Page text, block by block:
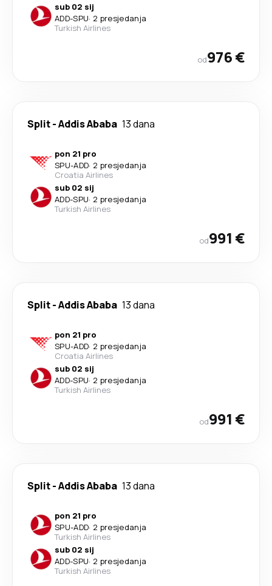
sub 02 sij
ADD-SPU· 2 presjedanja
Turkish Airlines
od976 €
Split-Addis Ababa 13 dana
pon 21 pro
SPU-ADD· 2 presjedanja
Croatia Airlines
sub 02 sij
ADD-SPU· 2 presjedanja
Turkish Airlines
od991 €
Split-Addis Ababa 13 dana
pon 21 pro
SPU-ADD· 2 presjedanja
Croatia Airlines
sub 02 sij
ADD-SPU· 2 presjedanja
Turkish Airlines
od991 €
Split-Addis Ababa 13 dana
pon 21 pro
SPU-ADD· 2 presjedanja
Turkish Airlines
sub 02 sij
ADD-SPU· 2 presjedanja
Turkish Airlines